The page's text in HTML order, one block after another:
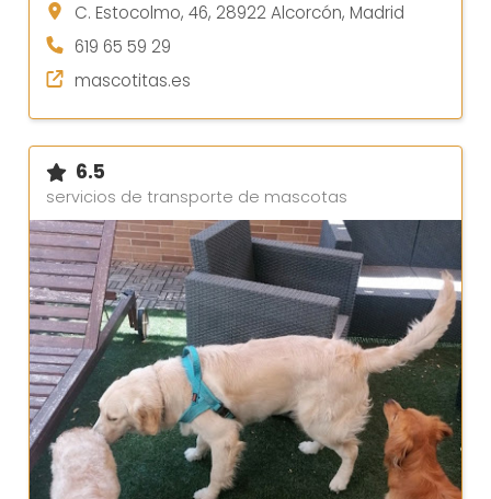
C. Estocolmo, 46, 28922 Alcorcón, Madrid
619 65 59 29
mascotitas.es
6.5
servicios de transporte de mascotas